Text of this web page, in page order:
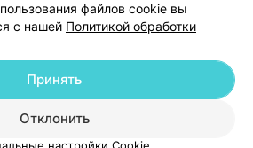
191700409
| 220012, Республика Беларусь,
поддержки +375 291212755
файлов cookie вы
с нашей Политикой обработки
Отклонить
Принять